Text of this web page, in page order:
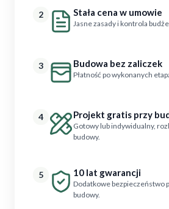
2 Stała cena w umowie
Jasne zasady i kontrola
3 Budowa bez zaliczek
Płatność po wykonanych
4 Projekt gratis przy
Gotowy lub indywidualny,
budowy.
5 10 lat gwarancji
Dodatkowe bezpieczeństwo
budowy.